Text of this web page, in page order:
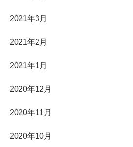
2021年3月
2021年2月
2021年1月
2020年12月
2020年11月
2020年10月